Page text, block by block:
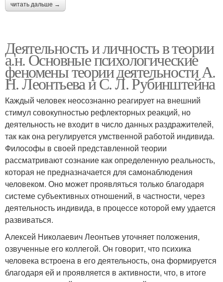
читать дальше →
Деятельность и личность в теории
а.н. Основные психологические
феномены теории деятельности А.
Н. Леонтьева и С. Л. Рубинштейна
Каждый человек неосознанно реагирует на внешний
стимул совокупностью рефлекторных реакций, но
деятельность не входит в число данных раздражителей,
так как она регулируется умственной работой индивида.
Философы в своей представленной теории
рассматривают сознание как определенную реальность,
которая не предназначается для самонаблюдения
человеком. Оно может проявляться только благодаря
системе субъективных отношений, в частности, через
деятельность индивида, в процессе которой ему удается
развиваться.
Алексей Николаевич Леонтьев уточняет положения,
озвученные его коллегой. Он говорит, что психика
человека встроена в его деятельность, она формируется
благодаря ей и проявляется в активности, что, в итоге